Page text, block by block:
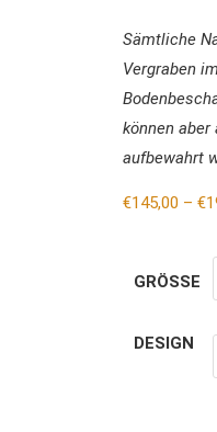
Sämtliche
Vergraben
können
aufbewahrt
€145,00 –€
GRÖSSE
DESIGN